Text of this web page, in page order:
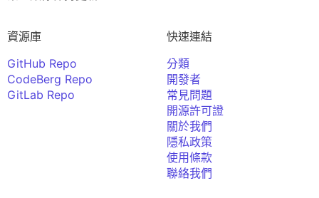
資源庫
GitHub Repo
CodeBerg Repo
GitLab Repo
快速連結
分類
開發者
常見問題
開源許可證
關於我們
隱私政策
使用條款
聯絡我們